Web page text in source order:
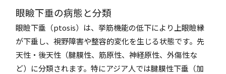
眼瞼下垂の病態と分類
眼瞼下垂（ptosis）は、挙筋機能の低下により上眼瞼縁
が下垂し、視野障害や整容的変化を生じる状態です。先
天性・後天性（腱膜性、筋原性、神経原性、外傷性な
ど）に分類されます。特にアジア人では腱膜性下垂（加